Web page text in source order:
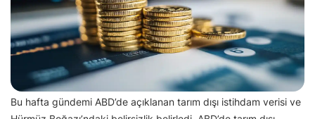
Bu hafta gündemi ABD’de açıklanan tarım dışı istihdam verisi ve